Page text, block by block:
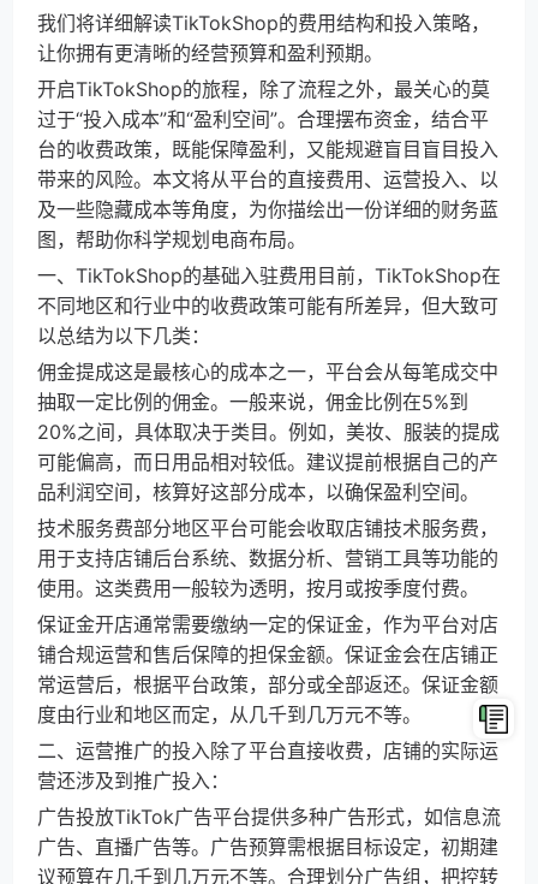
我们将详细解读TikTokShop的费用结构和投入策略，
让你拥有更清晰的经营预算和盈利预期。
开启TikTokShop的旅程，除了流程之外，最关心的莫
过于“投入成本”和“盈利空间”。合理摆布资金，结合平
台的收费政策，既能保障盈利，又能规避盲目盲目投入
带来的风险。本文将从平台的直接费用、运营投入、以
及一些隐藏成本等角度，为你描绘出一份详细的财务蓝
图，帮助你科学规划电商布局。
一、TikTokShop的基础入驻费用目前，TikTokShop在
不同地区和行业中的收费政策可能有所差异，但大致可
以总结为以下几类：
佣金提成这是最核心的成本之一，平台会从每笔成交中
抽取一定比例的佣金。一般来说，佣金比例在5%到
20%之间，具体取决于类目。例如，美妆、服装的提成
可能偏高，而日用品相对较低。建议提前根据自己的产
品利润空间，核算好这部分成本，以确保盈利空间。
技术服务费部分地区平台可能会收取店铺技术服务费，
用于支持店铺后台系统、数据分析、营销工具等功能的
使用。这类费用一般较为透明，按月或按季度付费。
保证金开店通常需要缴纳一定的保证金，作为平台对店
铺合规运营和售后保障的担保金额。保证金会在店铺正
常运营后，根据平台政策，部分或全部返还。保证金额
度由行业和地区而定，从几千到几万元不等。
二、运营推广的投入除了平台直接收费，店铺的实际运
营还涉及到推广投入：
广告投放TikTok广告平台提供多种广告形式，如信息流
广告、直播广告等。广告预算需根据目标设定，初期建
议预算在几千到几万元不等。合理划分广告组，把控转